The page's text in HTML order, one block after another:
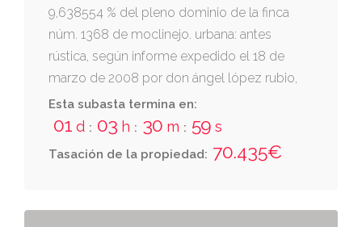
9,638554 % del pleno dominio de la finca
núm. 1368 de moclinejo. urbana: antes
rústica, según informe expedido el 18 de
marzo de 2008 por don ángel lópez rubio,
secretario del ayuntamiento de moclinejo, en
el paraje tendedero, término municipal de
moclinejo, málaga. consultar el resto de la
descripción registral en el apartado de los
esenciales de la subasta 25m14 y de los
Esta subasta termina en:
01 d : 03 h : 30 m : 58 s
Tasación de la propiedad: 70.435€